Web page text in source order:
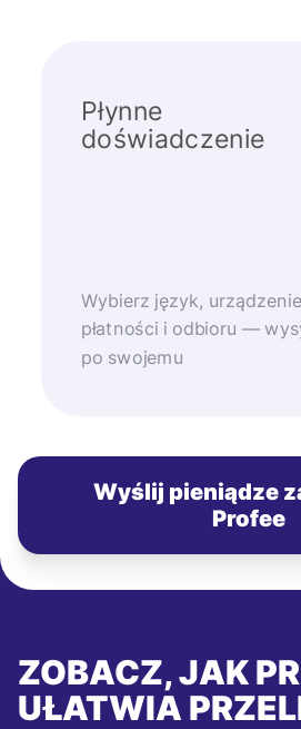
Płynne
doświadczenie
Wybierz język,
płatności i odbioru —
po swojemu
Wyślij pieniądze
Profee
ZOBACZ, JAK
UŁATWIA